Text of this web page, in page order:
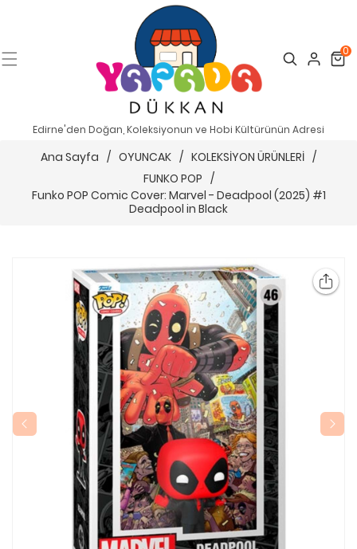
Search Cart
0
Edirne'den Doğan, Koleksiyonun ve Hobi Kültürünün Adresi
Ana Sayfa / OYUNCAK / KOLEKSİYON ÜRÜNLERİ /
FUNKO POP /
Funko POP Comic Cover: Marvel - Deadpool (2025) #1
Deadpool in Black